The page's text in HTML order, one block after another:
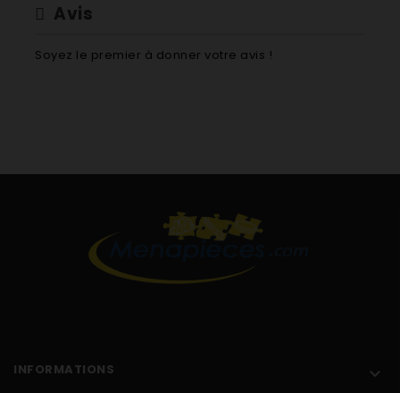
Avis
Soyez le premier à donner votre avis !
INFORMATIONS 